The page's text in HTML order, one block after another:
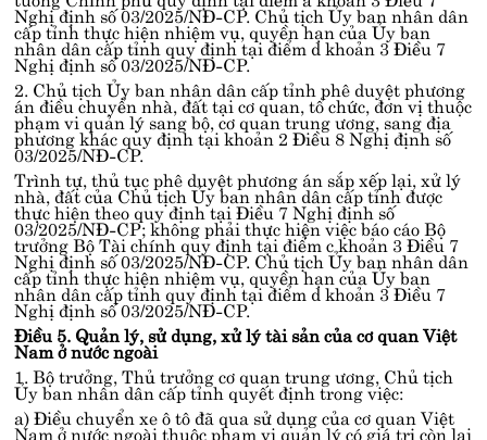
Nghị định số 03/2025/NĐ-CP. Chủ tịch Ủy ban nhân dân
cấp tỉnh thực hiện nhiệm vụ, quyền hạn của Ủy ban
nhân dân cấp tỉnh quy định tạiđiểm d khoản 3 Điều 7
Nghị định số 03/2025/NĐ-CP.
2. Chủ tịch Ủy ban nhân dân cấp tỉnh phê duyệt phương
án điều chuyển nhà, đất tại cơ quan, tổ chức, đơn vị thuộc
phạm vi quản lý sang bộ, cơ quan trung ương, sang địa
phương khác quy định tạikhoản 2 Điều 8 Nghị định số
03/2025/NĐ-CP.
Trình tự, thủ tục phê duyệt phương án sắp xếp lại, xử lý
nhà, đất của Chủ tịch Ủy ban nhân dân cấp tỉnh được
thực hiện theo quy định tạiĐiều 7 Nghị định số
03/2025/NĐ-CP; không phải thực hiện việc báo cáo Bộ
trưởng Bộ Tài chính quy định tạiđiểm c khoản 3 Điều 7
Nghị định số 03/2025/NĐ-CP. Chủ tịch Ủy ban nhân dân
cấp tỉnh thực hiện nhiệm vụ, quyền hạn của Ủy ban
nhân dân cấp tỉnh quy định tạiđiểm d khoản 3 Điều 7
Nghị định số 03/2025/NĐ-CP.
Điều 5. Quản lý, sử dụng, xử lý tài sản của cơ quan Việt
Nam ở nước ngoài
1. Bộ trưởng, Thủ trưởng cơ quan trung ương, Chủ tịch
Ủy ban nhân dân cấp tỉnh quyết định trong việc:
a) Điều chuyển xe ô tô đã qua sử dụng của cơ quan Việt
Nam ở nước ngoài thuộc phạm vi quản lý có giá trị còn lại